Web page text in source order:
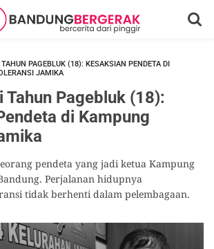
PAGEBLUK (18): KESAKSIAN PENDETA DI
JAMIKA
Tahun Pagebluk (18):
di Kampung
pendeta yang jadi ketua Kampung
Perjalanan hidupnya
tidak berhenti dalam pelembagaan.